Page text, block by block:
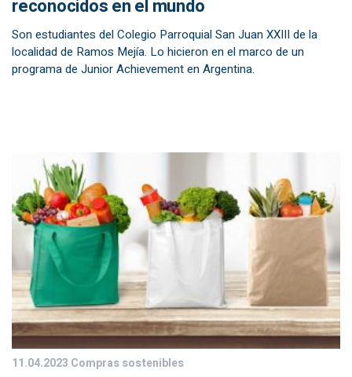
reconocidos en el mundo
Son estudiantes del Colegio Parroquial San Juan XXIII de la
localidad de Ramos Mejía. Lo hicieron en el marco de un
programa de Junior Achievement en Argentina.
11.04.2023 Compras sostenibles